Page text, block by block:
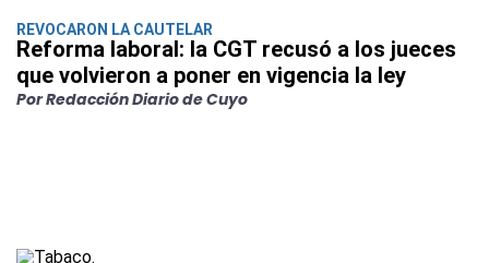
REVOCARON LA CAUTELAR
Reforma laboral: la CGT recusó a los jueces
que volvieron a poner en vigencia la ley
Por Redacción Diario de Cuyo